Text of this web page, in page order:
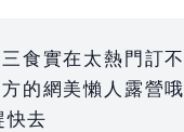
食實在太熱門訂
的網美懶人露營
快去